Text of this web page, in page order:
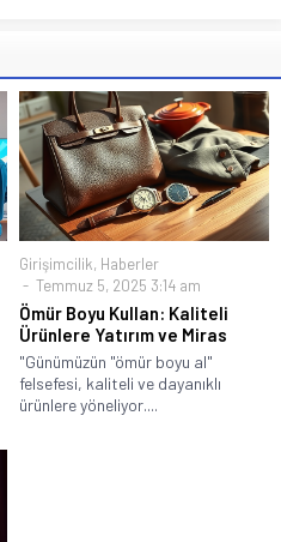
Girişimcilik, Haberler
Temmuz 5, 2025 3:14 am
Ömür Boyu Kullan: Kaliteli
Ürünlere Yatırım ve Miras
"Günümüzün "ömür boyu al"
felsefesi, kaliteli ve dayanıklı
ürünlere yöneliyor....